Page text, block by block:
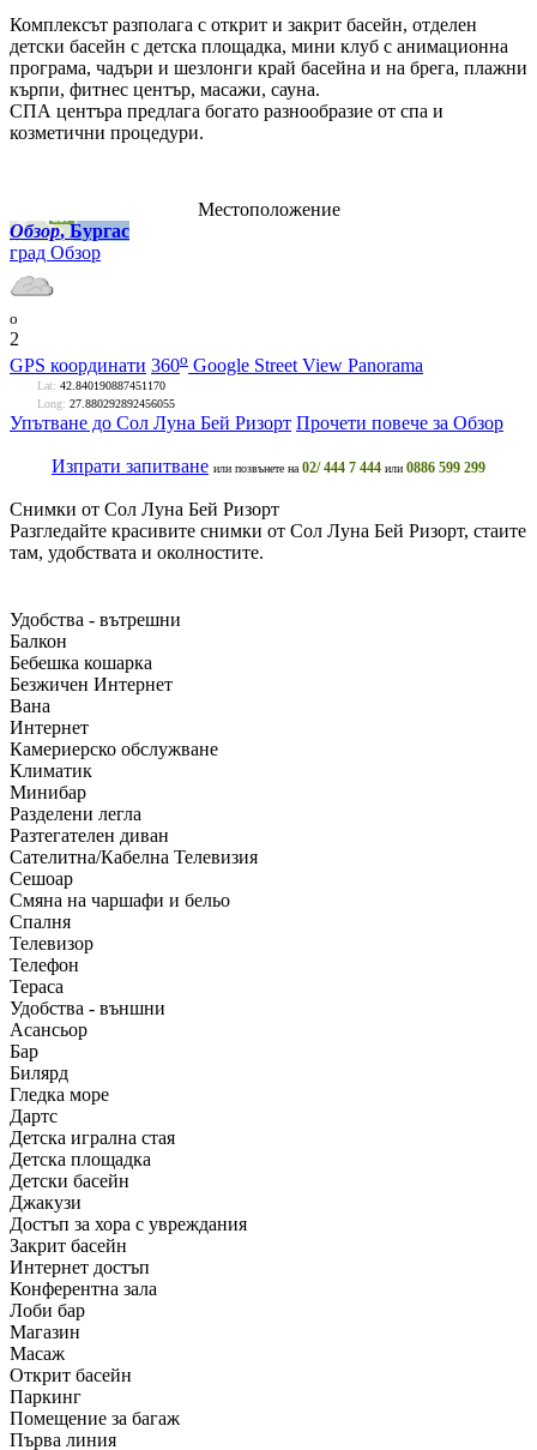
Комплексът разполага с открит и закрит басейн, отделен
детски басейн с детска площадка, мини клуб с анимационна
програма, чадъри и шезлонги край басейна и на брега, плажни
кърпи, фитнес център, масажи, сауна.
СПА центъра предлага богато разнообразие от спа и
козметични процедури.
Местоположение
Обзор, Бургас
град Обзор
o
2
GPS координати 360o Google Street View Panorama
Lat: 42.840190887451170
Long: 27.880292892456055
Упътване до Сол Луна Бей Ризорт Прочети повече за Обзор
Изпрати запитване или позвънете на 02/ 444 7 444 или 0886 599 299
Снимки от Сол Луна Бей Ризорт
Разгледайте красивите снимки от Сол Луна Бей Ризорт, стаите
там, удобствата и околностите.
Удобства - вътрешни
Балкон
Бебешка кошарка
Безжичен Интернет
Вана
Интернет
Камериерско обслужване
Климатик
Минибар
Разделени легла
Разтегателен диван
Сателитна/Кабелна Телевизия
Сешоар
Смяна на чаршафи и бельо
Спалня
Телевизор
Телефон
Тераса
Удобства - външни
Асансьор
Бар
Билярд
Гледка море
Дартс
Детска игрална стая
Детска площадка
Детски басейн
Джакузи
Достъп за хора с увреждания
Закрит басейн
Интернет достъп
Конферентна зала
Лоби бар
Магазин
Масаж
Открит басейн
Паркинг
Помещение за багаж
Първа линия